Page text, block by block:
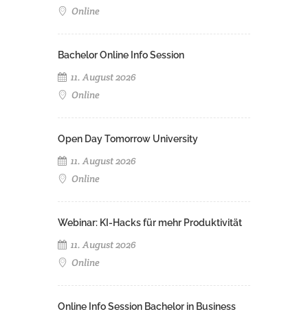
Online
Bachelor Online Info Session
11. August 2026
Online
Open Day Tomorrow University
11. August 2026
Online
Webinar: KI-Hacks für mehr Produktivität
11. August 2026
Online
Online Info Session Bachelor in Business